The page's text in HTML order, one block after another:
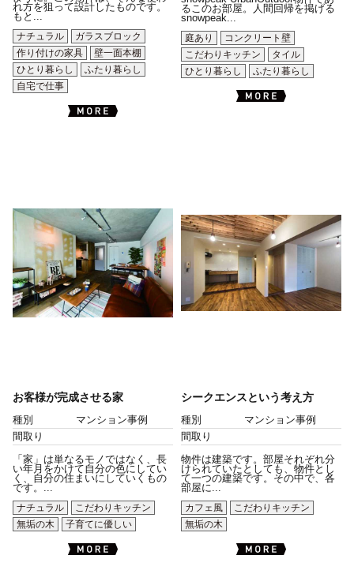
れ方を狙って設計したものです。
もと...
ナチュラル
ガラスブロック
作り付けの家具
壁一面本棚
ひとり暮らし
ふたり暮らし
自宅で仕事
るこのお部屋。人間回帰を掲げる
snowpeak...
庭あり
コンクリート壁
こだわりキッチン
タイル
ひとり暮らし
ふたり暮らし
お客様が完成させる家
種別
マンション事例
間取り
「家」は単なるモノではなく、長
い年月をかけて自分の色にしてい
く、自分の住まいにしていくもの
です。...
ナチュラル
こだわりキッチン
無垢の木
子育てに優しい
シークエンスという考え方
種別
マンション事例
間取り
物件は建築です。部屋それぞれ分
けられていたとしても、物件とし
て一つの建築です。その中で、各
部屋に...
カフェ風
こだわりキッチン
無垢の木